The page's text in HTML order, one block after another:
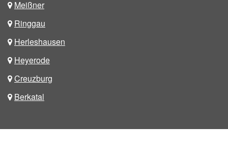
Meißner
Ringgau
Herleshausen
Heyerode
Creuzburg
Berkatal